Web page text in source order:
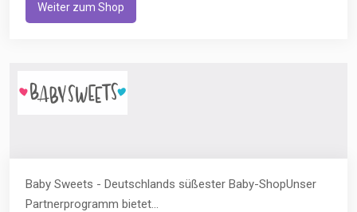
Weiter zum Shop
Baby Sweets - Deutschlands süßester Baby-ShopUnser
Partnerprogramm bietet...